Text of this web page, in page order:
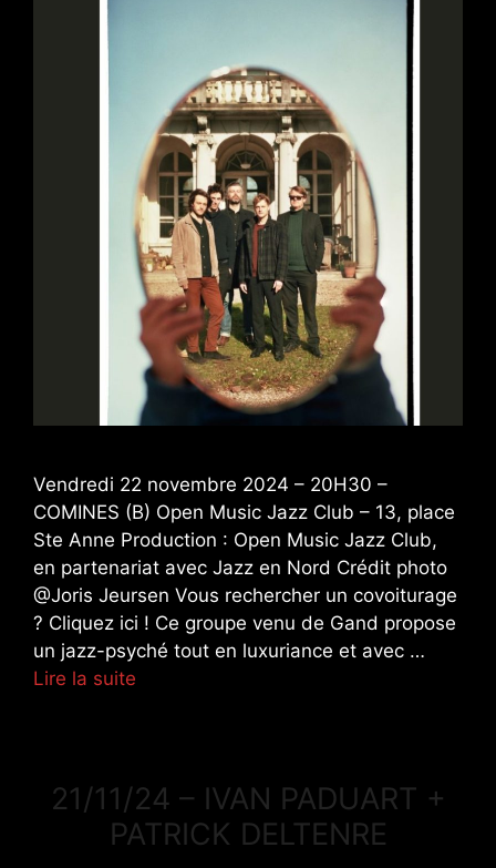
Vendredi 22 novembre 2024 – 20H30 –
COMINES (B) Open Music Jazz Club – 13, place
Ste Anne Production : Open Music Jazz Club,
en partenariat avec Jazz en Nord Crédit photo
@Joris Jeursen Vous rechercher un covoiturage
? Cliquez ici ! Ce groupe venu de Gand propose
un jazz-psyché tout en luxuriance et avec …
Lire la suite
21/11/24 – IVAN PADUART +
PATRICK DELTENRE